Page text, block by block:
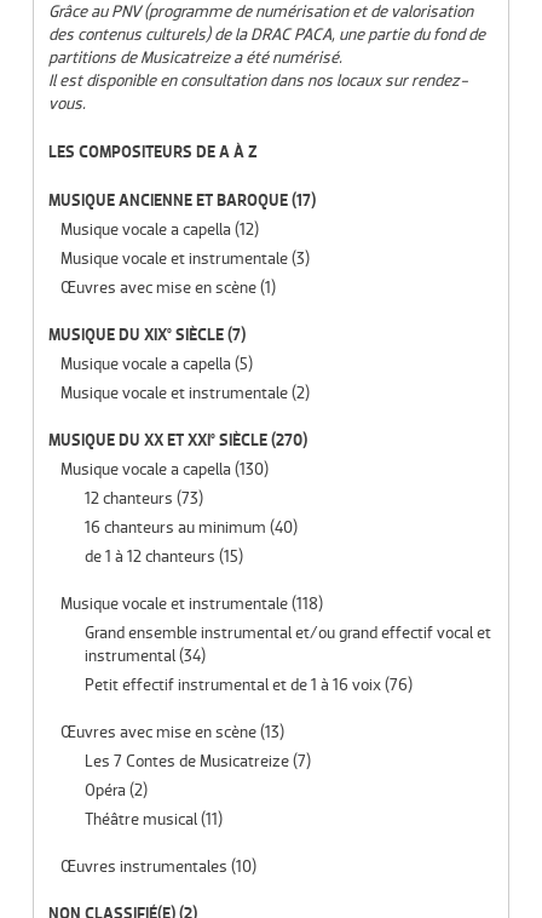
Grâce au PNV (programme de numérisation et de valorisation
des contenus culturels) de la DRAC PACA, une partie du fond de
partitions de Musicatreize a été numérisé.
Il est disponible en consultation dans nos locaux sur rendez-
vous.
LES COMPOSITEURS DE A À Z
MUSIQUE ANCIENNE ET BAROQUE(17)
Musique vocale a capella (12)
Musique vocale et instrumentale(3)
Œuvres avec mise en scène(1)
MUSIQUE DU XIX° SIÈCLE(7)
Musique vocale a capella (5)
Musique vocale et instrumentale(2)
MUSIQUE DU XX ET XXI° SIÈCLE(270)
Musique vocale a capella (130)
12 chanteurs (73)
16 chanteurs au minimum (40)
de 1 à 12 chanteurs (15)
Musique vocale et instrumentale(118)
Grand ensemble instrumental et/ou grand effectif vocal et
instrumental(34)
Petit effectif instrumental et de 1 à 16 voix(76)
Œuvres avec mise en scène(13)
Les 7 Contes de Musicatreize(7)
Opéra (2)
Théâtre musical(11)
Œuvres instrumentales (10)